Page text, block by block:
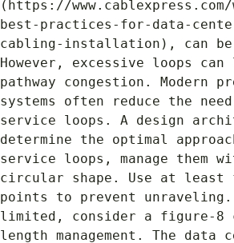
(https://
best-practices-for-data-
cabling-installation), can
However, excessive loops
pathway congestion. Modern
systems often reduce the
service loops. A design
determine the optimal
service loops, manage them
circular shape. Use at least
points to prevent
limited, consider a figure-
length management. The data